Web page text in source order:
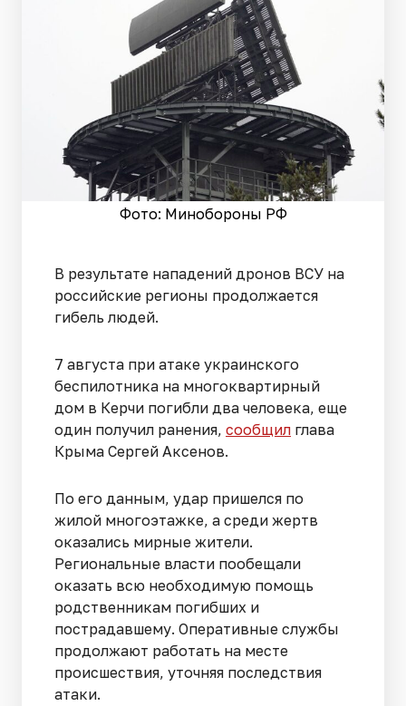
Фото: Минобороны РФ
В результате нападений дронов ВСУ на
российские регионы продолжается
гибель людей.
7 августа при атаке украинского
беспилотника на многоквартирный
дом в Керчи погибли два человека, еще
один получил ранения, сообщил глава
Крыма Сергей Аксенов.
По его данным, удар пришелся по
жилой многоэтажке, а среди жертв
оказались мирные жители.
Региональные власти пообещали
оказать всю необходимую помощь
родственникам погибших и
пострадавшему. Оперативные службы
продолжают работать на месте
происшествия, уточняя последствия
атаки.